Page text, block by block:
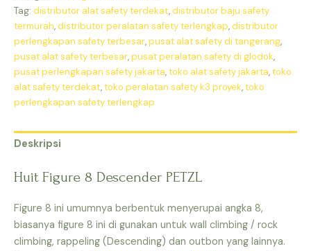
Tag: distributor alat safety terdekat,distributor baju safety
termurah,distributor peralatan safety terlengkap,distributor
perlengkapan safety terbesar,pusat alat safety di tangerang,
pusat alat safety terbesar,pusat peralatan safety di glodok,
pusat perlengkapan safety jakarta,toko alat safety jakarta,toko
alat safety terdekat,toko peralatan safety k3 proyek,toko
perlengkapan safety terlengkap
Deskripsi
Huit Figure 8 Descender PETZL
Figure 8 ini umumnya berbentuk menyerupai angka 8,
biasanya figure 8 ini di gunakan untuk wall climbing / rock
climbing, rappeling (Descending) dan outbon yang lainnya.